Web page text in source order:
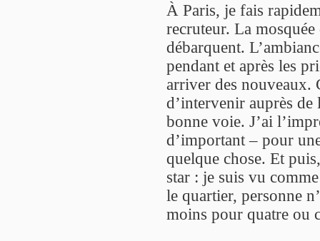
À Paris, je fais
recruteur. La
débarquent.
pendant et après les
arriver des nouveaux.
d’intervenir auprès
bonne voie. J’ai
d’important – pour
quelque chose. Et
star : je suis vu
le quartier, personne
moins pour quatre ou